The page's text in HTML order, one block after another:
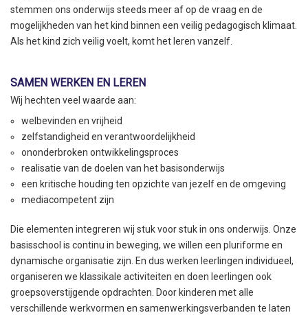
stemmen ons onderwijs steeds meer af op de vraag en de
mogelijkheden van het kind binnen een veilig pedagogisch klimaat.
Als het kind zich veilig voelt, komt het leren vanzelf.
SAMEN WERKEN EN LEREN
Wij hechten veel waarde aan:
welbevinden en vrijheid
zelfstandigheid en verantwoordelijkheid
ononderbroken ontwikkelingsproces
realisatie van de doelen van het basisonderwijs
een kritische houding ten opzichte van jezelf en de omgeving
mediacompetent zijn
Die elementen integreren wij stuk voor stuk in ons onderwijs. Onze
basisschool is continu in beweging, we willen een pluriforme en
dynamische organisatie zijn. En dus werken leerlingen individueel,
organiseren we klassikale activiteiten en doen leerlingen ook
groepsoverstijgende opdrachten. Door kinderen met alle
verschillende werkvormen en samenwerkingsverbanden te laten